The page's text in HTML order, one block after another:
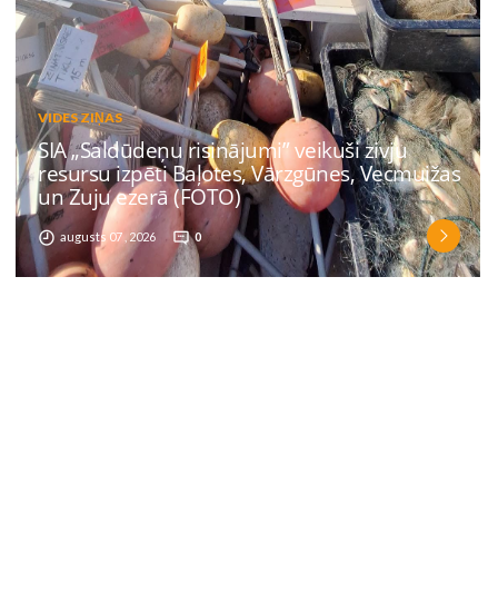
VIDES ZIŅAS
SIA „Saldūdeņu risinājumi” veikuši zivju
resursu izpēti Baļotes, Vārzgūnes, Vecmuižas
un Zuju ezerā (FOTO)
augusts 07 , 2026 0